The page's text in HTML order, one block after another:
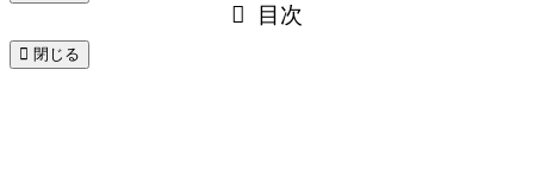
目次
閉じる